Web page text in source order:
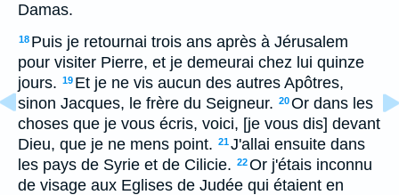
Damas.
18 Puis je retournai trois ans après à Jérusalem
pour visiter Pierre, et je demeurai chez lui quinze
jours. 19 Et je ne vis aucun des autres Apôtres,
sinon Jacques, le frère du Seigneur. 20Or dans les
choses que je vous écris, voici, [je vous dis] devant
Dieu, que je ne mens point. 21J'allai ensuite dans
les pays de Syrie et de Cilicie. 22Or j'étais inconnu
de visage aux Eglises de Judée qui étaient en